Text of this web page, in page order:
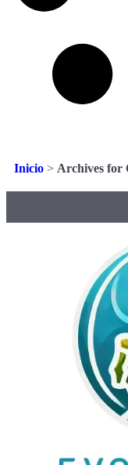
Inicio > Archives for